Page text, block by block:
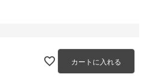
カートに入れる